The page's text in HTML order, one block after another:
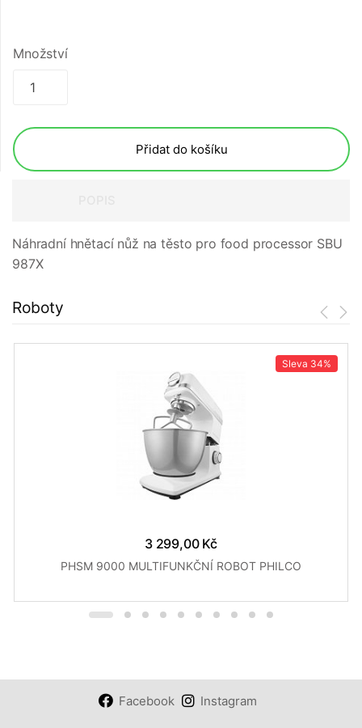
Množství
Přidat do košíku
Náhradní hnětací nůž na těsto pro food processor SBU
987X
Roboty
Sleva 34%
3 299,00 Kč
PHSM 9000 MULTIFUNKČNÍ ROBOT PHILCO
Facebook Instagram